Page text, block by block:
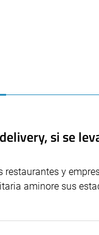
si se
y
aminore sus